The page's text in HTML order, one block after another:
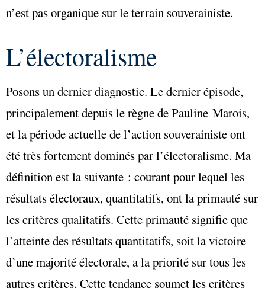
n’est pas organique sur le terrain souverainiste.
L’électoralisme
Posons un dernier diagnostic. Le dernier épisode,
principalement depuis le règne de Pauline Marois,
et la période actuelle de l’action souverainiste ont
été très fortement dominés par l’électoralisme. Ma
définition est la suivante : courant pour lequel les
résultats électoraux, quantitatifs, ont la primauté sur
les critères qualitatifs. Cette primauté signifie que
l’atteinte des résultats quantitatifs, soit la victoire
d’une majorité électorale, a la priorité sur tous les
autres critères. Cette tendance soumet les critères